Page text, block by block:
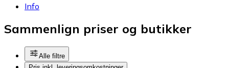
Info
Sammenlign priser og butikker
Alle filtre